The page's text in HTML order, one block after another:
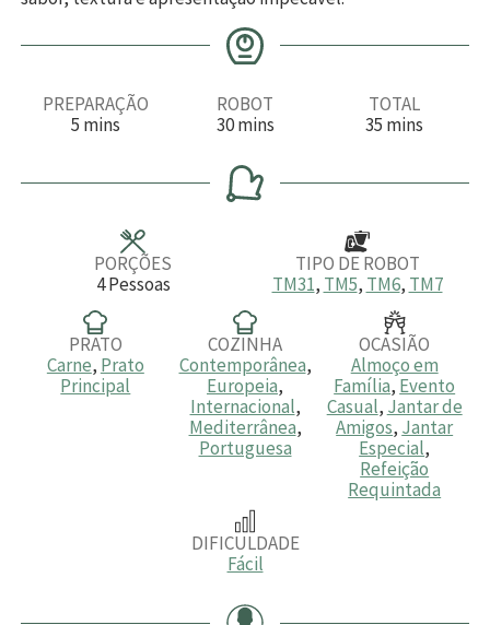
PREPARAÇÃO
5m
u
mins
ROBOT
30m
n
u
t
mins
TOTAL
35 m
u
mins
PORÇÕES
4 Pessoas
TIPO DE ROBOT
TM31, TM5, TM6, TM7
PRATO
Carne, Prato
Principal
COZINHA
Contemporânea,
Europeia,
Internacional,
Mediterrânea,
Portuguesa
OCASIÃO
Almoço em
Família, Evento
Casual, Jantar de
Amigos, Jantar
Especial,
Refeição
Requintada
DIFICULDADE
Fácil